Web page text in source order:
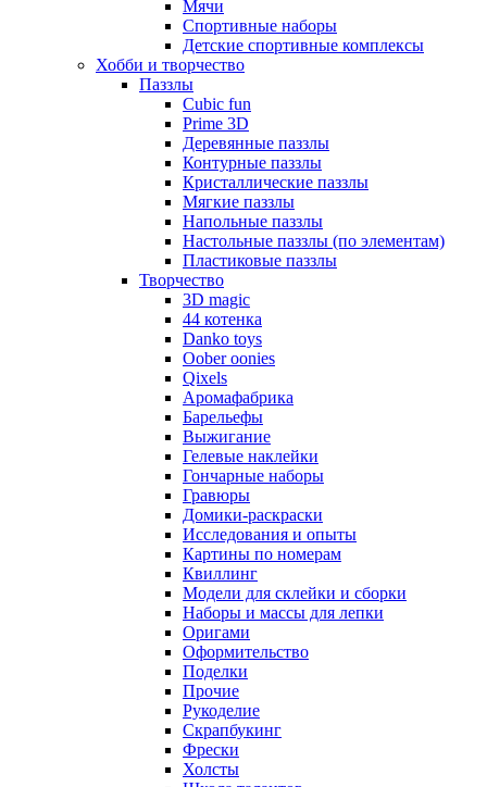
Мячи
Спортивные наборы
Детские спортивные комплексы
Хобби и творчество
Паззлы
Cubic fun
Prime 3D
Деревянные паззлы
Контурные паззлы
Кристаллические паззлы
Мягкие паззлы
Напольные паззлы
Настольные паззлы (по элементам)
Пластиковые паззлы
Творчество
3D magic
44 котенка
Danko toys
Oober oonies
Qixels
Аромафабрика
Барельефы
Выжигание
Гелевые наклейки
Гончарные наборы
Гравюры
Домики-раскраски
Исследования и опыты
Картины по номерам
Квиллинг
Модели для склейки и сборки
Наборы и массы для лепки
Оригами
Оформительство
Поделки
Прочие
Рукоделие
Скрапбукинг
Фрески
Холсты